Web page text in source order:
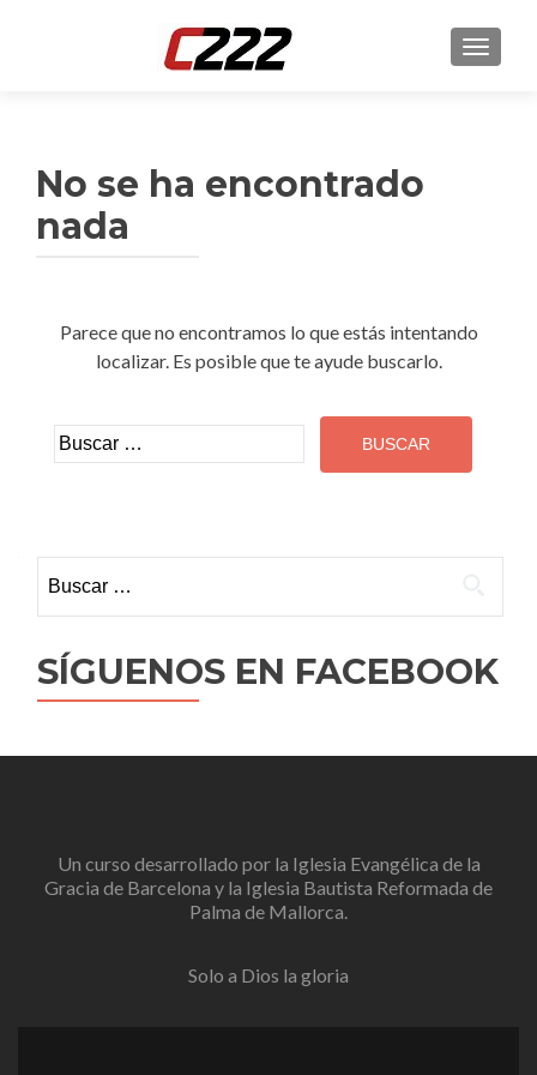
No se ha encontrado
nada
Parece que no encontramos lo que estás intentando
localizar. Es posible que te ayude buscarlo.
Buscar:
SÍGUENOS EN FACEBOOK
Un curso desarrollado por la Iglesia Evangélica de la
Gracia de Barcelona y la Iglesia Bautista Reformada de
Palma de Mallorca.
Solo a Dios la gloria